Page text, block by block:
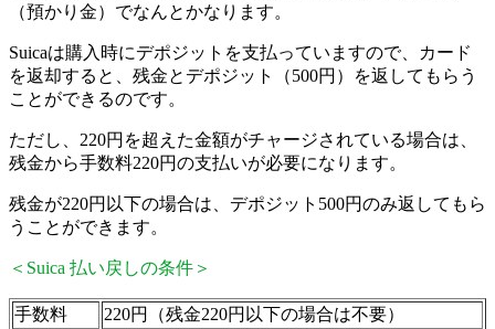
（預かり金）でなんとかなります。
Suicaは購入時にデポジットを支払っていますので、カード
を返却すると、残金とデポジット（500円）を返してもらう
ことができるのです。
ただし、220円を超えた金額がチャージされている場合は、
残金から手数料220円の支払いが必要になります。
残金が220円以下の場合は、デポジット500円のみ返してもら
うことができます。
＜Suica 払い戻しの条件＞
手数料 220円（残金220円以下の場合は不要）